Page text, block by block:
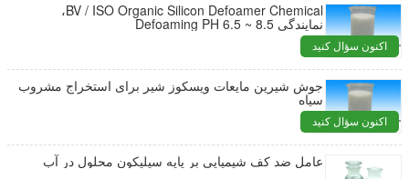
BV / ISO Organic Silicon Defoamer Chemical،
نمایندگی Defoaming PH 6.5 ~ 8.5
اکنون سؤال کنید
جوش شیرین مایعات ویسکوز شیر برای استخراج مشروب
سیاه
اکنون سؤال کنید
عامل ضد کف شیمیایی بر پایه سیلیکون محلول در آب